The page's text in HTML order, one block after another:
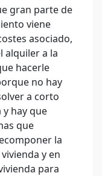
gran parte de
viene
asociado,
alquiler a la
hacerle
no hay
a corto
y hay que
que
la
y en
para